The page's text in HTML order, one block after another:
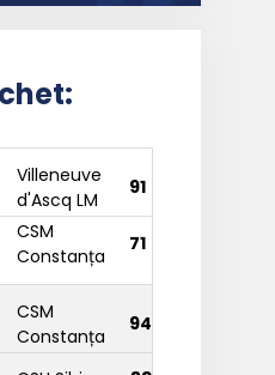
Villeneuve
d'Ascq LM
91
CSM
Constanța
71
CSM
Constanța
94